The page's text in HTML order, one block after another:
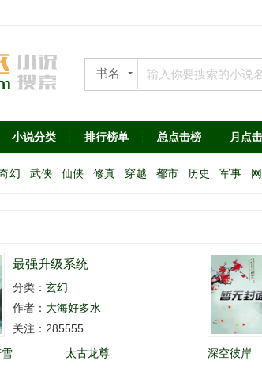
书名
小说分类 排行榜单 总点击榜 月点
幻 武侠 仙侠 修真 穿越 都市 历史 军事
最强升级系统
分类： 玄幻
作者： 大海好多水
关注：285555
太古龙尊
深空彼岸